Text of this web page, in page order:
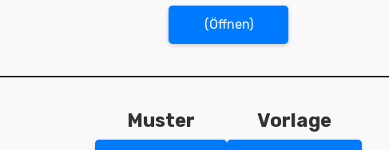
(Öffnen)
Muster Vorlage